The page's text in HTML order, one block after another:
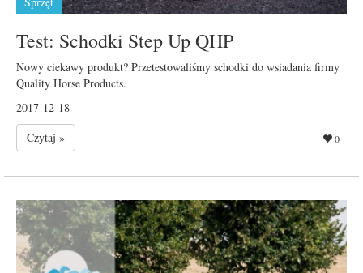
Test: Schodki Step Up QHP
Nowy ciekawy produkt? Przetestowaliśmy schodki do wsiadania firmy
Quality Horse Products.
2017-12-18
Czytaj »
0